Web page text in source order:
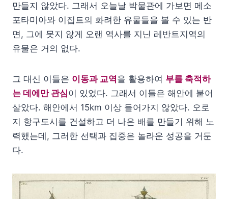
만들지 않았다. 그래서 오늘날 박물관에 가보면 메소
포타미아와 이집트의 화려한 유물들을 볼 수 있는 반
면, 그에 못지 않게 오랜 역사를 지닌 레반트지역의
유물은 거의 없다.
그 대신 이들은 이동과 교역을 활용하여 부를 축적하
는 데에만 관심이 있었다. 그래서 이들은 해안에 붙어
살았다. 해안에서 15km 이상 들어가지 않았다. 오로
지 항구도시를 건설하고 더 나은 배를 만들기 위해 노
력했는데, 그러한 선택과 집중은 놀라운 성공을 거둔
다.